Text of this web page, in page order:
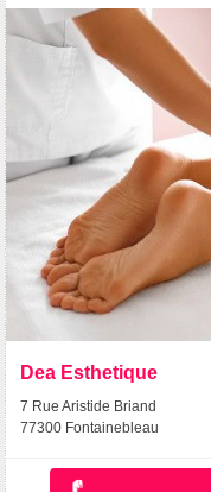
Dea Esthetique
7 Rue Aristide Briand
77300 Fontainebleau